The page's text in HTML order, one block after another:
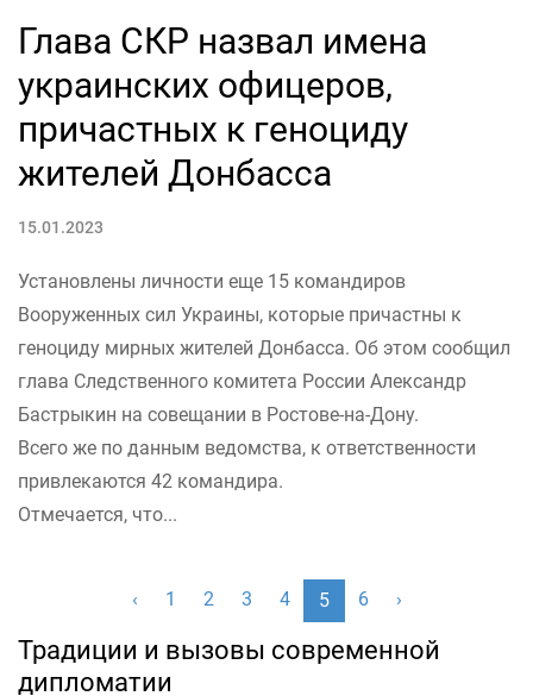
Глава СКР назвал имена
украинских офицеров,
причастных к геноциду
жителей Донбасса
15.01.2023
Установлены личности еще 15 командиров
Вооруженных сил Украины, которые причастны к
геноциду мирных жителей Донбасса. Об этом сообщил
глава Следственного комитета России Александр
Бастрыкин на совещании в Ростове-на-Дону.
Всего же по данным ведомства, к ответственности
привлекаются 42 командира.
Отмечается, что...
‹ 1 2 3 4 5 6 ›
Традиции и вызовы современной
дипломатии